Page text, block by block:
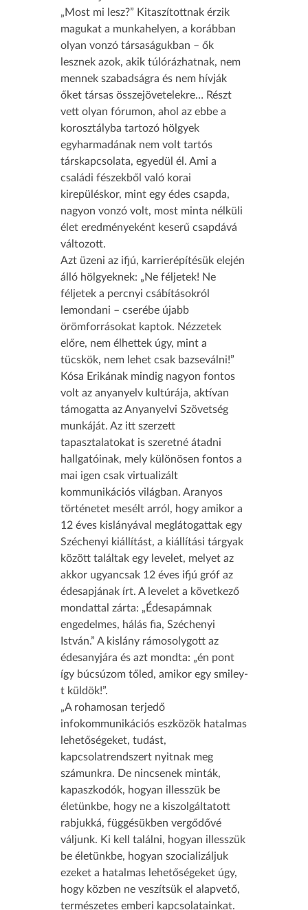
„Most mi lesz?” Kitaszítottnak érzik
magukat a munkahelyen, a korábban
olyan vonzó társaságukban – ők
lesznek azok, akik túlórázhatnak, nem
mennek szabadságra és nem hívják
őket társas összejövetelekre… Részt
vett olyan fórumon, ahol az ebbe a
korosztályba tartozó hölgyek
egyharmadának nem volt tartós
társkapcsolata, egyedül él. Ami a
családi fészekből való korai
kirepüléskor, mint egy édes csapda,
nagyon vonzó volt, most minta nélküli
élet eredményeként keserű csapdává
változott.
Azt üzeni az ifjú, karrierépítésük elején
álló hölgyeknek: „Ne féljetek! Ne
féljetek a percnyi csábításokról
lemondani – cserébe újabb
örömforrásokat kaptok. Nézzetek
előre, nem élhettek úgy, mint a
tücskök, nem lehet csak bazseválni!”
Kósa Erikának mindig nagyon fontos
volt az anyanyelv kultúrája, aktívan
támogatta az Anyanyelvi Szövetség
munkáját. Az itt szerzett
tapasztalatokat is szeretné átadni
hallgatóinak, mely különösen fontos a
mai igen csak virtualizált
kommunikációs világban. Aranyos
történetet mesélt arról, hogy amikor a
12 éves kislányával meglátogattak egy
Széchenyi kiállítást, a kiállítási tárgyak
között találtak egy levelet, melyet az
akkor ugyancsak 12 éves ifjú gróf az
édesapjának írt. A levelet a következő
mondattal zárta: „Édesapámnak
engedelmes, hálás fia, Széchenyi
István.” A kislány rámosolygott az
édesanyjára és azt mondta: „én pont
így búcsúzom tőled, amikor egy smiley-
t küldök!”.
„A rohamosan terjedő
infokommunikációs eszközök hatalmas
lehetőségeket, tudást,
kapcsolatrendszert nyitnak meg
számunkra. De nincsenek minták,
kapaszkodók, hogyan illesszük be
életünkbe, hogy ne a kiszolgáltatott
rabjukká, függésükben vergődővé
váljunk. Ki kell találni, hogyan illesszük
be életünkbe, hogyan szocializáljuk
ezeket a hatalmas lehetőségeket úgy,
hogy közben ne veszítsük el alapvető,
természetes emberi kapcsolatainkat.